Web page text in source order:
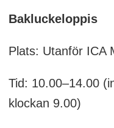
Bakluckeloppis
Plats: Utanför ICA
Tid: 10.00–14.00
klockan 9.00)